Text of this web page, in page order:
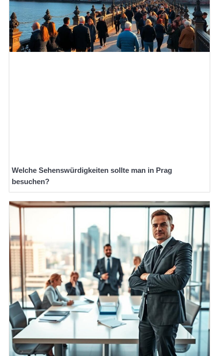
Welche Sehenswürdigkeiten sollte man in Prag
besuchen?